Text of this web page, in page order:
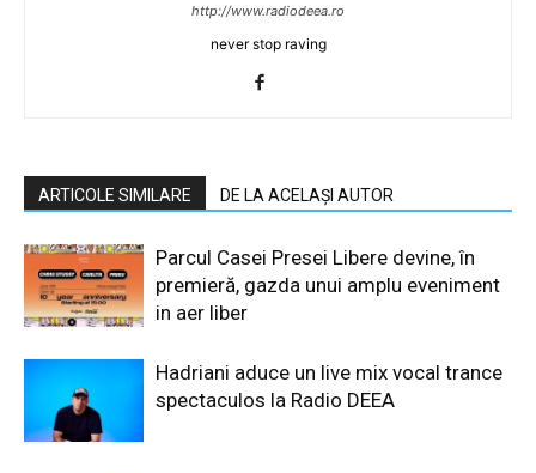
http://www.radiodeea.ro
never stop raving
ARTICOLE SIMILARE DE LA ACELAȘI AUTOR
Parcul Casei Presei Libere devine, în
premieră, gazda unui amplu eveniment
in aer liber
Hadriani aduce un live mix vocal trance
spectaculos la Radio DEEA